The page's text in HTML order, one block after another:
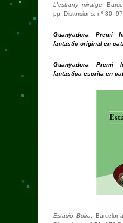
L'estrany miratge .
pp. Distorsions, nº 80.
Guanyadora Premi
fantàstic original en
Guanyadora Premi
fantàstica escrita en
Estació Boira
.